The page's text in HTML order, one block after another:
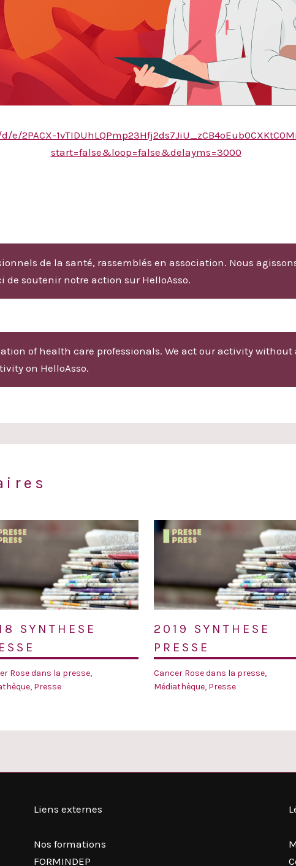
start=false&loop=false&delayms=3000
de la santé, rassemblés en association. Nous
soutenir notre action sur HelloAsso.
of health care professionals. We act our activity
on HelloAsso.
SYNTHESE
Rose dans la presse,
, Presse
2019 SYNTHESE
PRESSE
Cancer Rose dans la presse,
Médiathèque, Presse
Liens externes
Nos formations
FORMINDEP